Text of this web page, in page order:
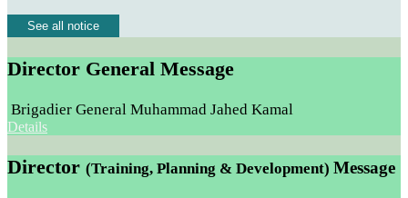
See all notice
Director General Message
Brigadier General Muhammad Jahed Kamal
Details
Director (Training, Planning & Development) Message